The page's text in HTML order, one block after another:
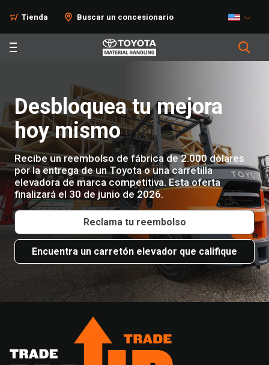
Tienda Buscar un concesionario
Desbloquea tu mejora
hoy mismo
Recibe un reembolso de fábrica de 2.000 dólares
por la entrega de un Toyota o una carretilla
elevadora de marca competitiva. Esta oferta
finalizará el 30 de junio de 2026.
Reclama tu reembolso
Encuentra un carretón elevador que califique